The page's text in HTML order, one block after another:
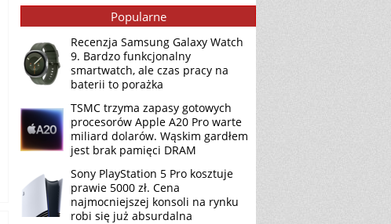
Popularne
Recenzja Samsung Galaxy Watch
9. Bardzo funkcjonalny
smartwatch, ale czas pracy na
baterii to porażka
TSMC trzyma zapasy gotowych
procesorów Apple A20 Pro warte
miliard dolarów. Wąskim gardłem
jest brak pamięci DRAM
Sony PlayStation 5 Pro kosztuje
prawie 5000 zł. Cena
najmocniejszej konsoli na rynku
robi się już absurdalna